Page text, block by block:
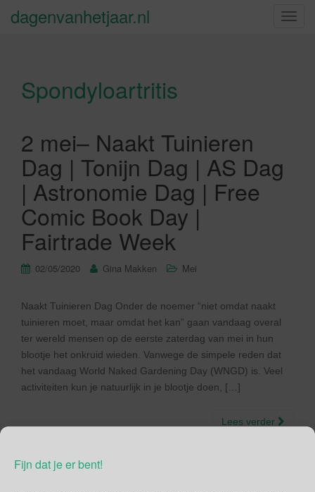
Fijn dat je er bent!
S
dagenvanhetjaar.nl
Spondyloartritis
2 mei– Naakt Tuinieren
Dag | Tonijn Dag | AS Dag
| Astronomie Dag | Free
Comic Book Day |
Fairtrade Week
02/05/2020 Gina Makken Mei
Naakt Tuinieren Dag Onder de noemer “niet omdat naakt
tuinieren moet, maar omdat het kan” gaan vandaag overal
ter wereld mensen op de eerste zaterdag van mei in hun
blootje het onkruid wieden. Vanwege de simpele reden dat
het vandaag World Naked Gardening Day (WNGD) is. Veel
activiteiten kun je natuurlijk in je blootje doen, […]
Lees verder